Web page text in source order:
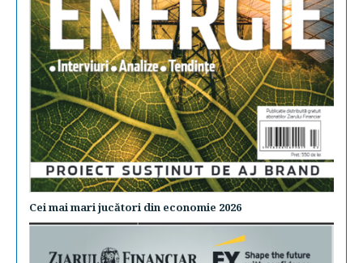
Cei mai mari jucători din economie 2026